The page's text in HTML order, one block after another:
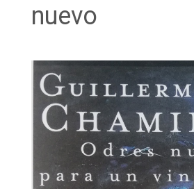
nuevo